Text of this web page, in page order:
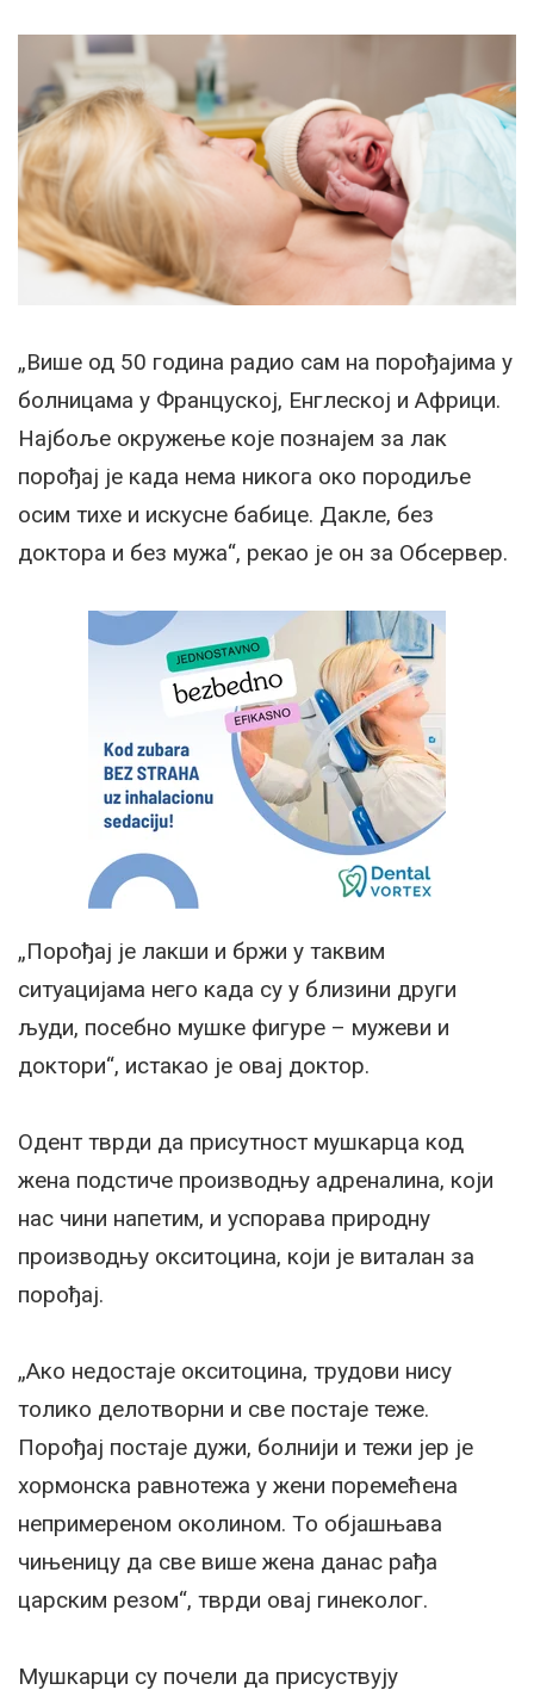
„Више од 50 година радио сам на порођајима у
болницама у Француској, Енглеској и Африци.
Најбоље окружење које познајем за лак
порођај је када нема никога око породиље
осим тихе и искусне бабице. Дакле, без
доктора и без мужа“, рекао је он за Обсервер.
„Порођај је лакши и бржи у таквим
ситуацијама него када су у близини други
људи, посебно мушке фигуре – мужеви и
доктори“, истакао је овај доктор.
Одент тврди да присутност мушкарца код
жена подстиче производњу адреналина, који
нас чини напетим, и успорава природну
производњу окситоцина, који је виталан за
порођај.
„Ако недостаје окситоцина, трудови нису
толико делотворни и све постаје теже.
Порођај постаје дужи, болнији и тежи јер је
хормонска равнотежа у жени поремећена
непримереном околином. То објашњава
чињеницу да све више жена данас рађа
царским резом“, тврди овај гинеколог.
Мушкарци су почели да присуствују